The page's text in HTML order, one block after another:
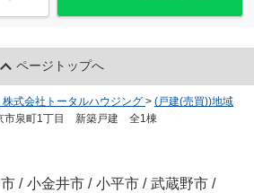
ページトップへ
式会社トータルハウジング > (戸建(売買))地域
市泉町1丁目 新築戸建 全1棟
/ 小金井市 / 小平市 / 武蔵野市 /